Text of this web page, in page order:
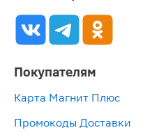
Покупателям
Карта Магнит Плюс
Промокоды Доставки